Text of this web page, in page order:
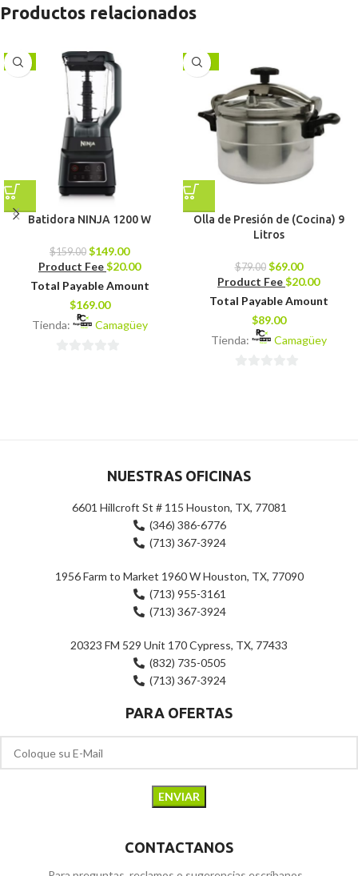
Productos relacionados
-6%
Batidora NINJA 1200 W
$159.00 $149.00
Product Fee$20.00
Total Payable Amount
$169.00
Tienda:
Camagüey
-13%
Olla de Presión de (Cocina) 9
Litros
$79.00 $69.00
Product Fee$20.00
Total Payable Amount
$89.00
Tienda:
Camagüey
NUESTRAS OFICINAS
6601 Hillcroft St # 115 Houston, TX, 77081
(346) 386-6776
(713) 367-3924
1956 Farm to Market 1960 W Houston, TX, 77090
(713) 955-3161
(713) 367-3924
20323 FM 529 Unit 170 Cypress, TX, 77433
(832) 735-0505
(713) 367-3924
PARA OFERTAS
CONTACTANOS